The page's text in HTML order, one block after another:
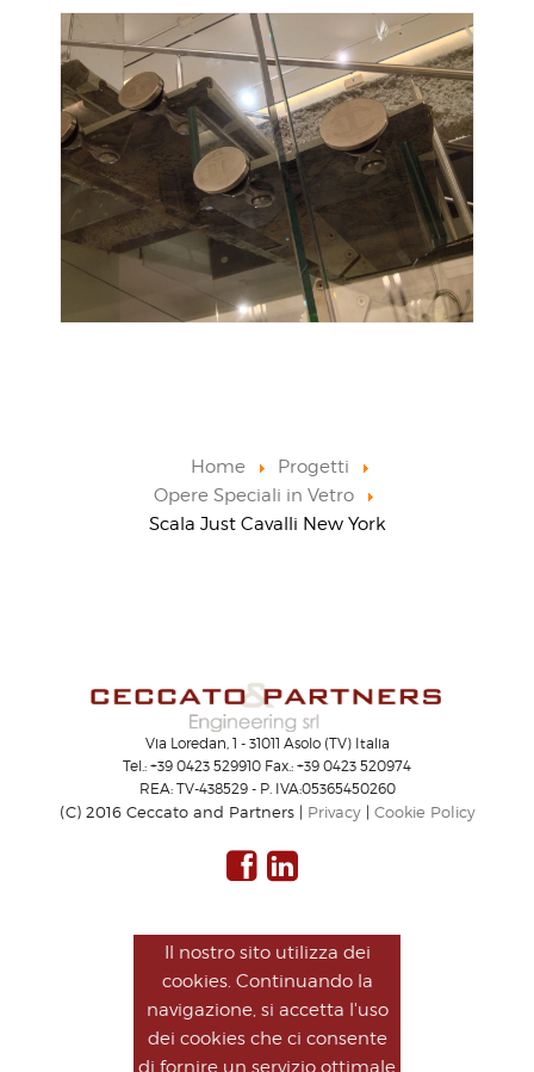
Home
Progetti
Opere Speciali in Vetro
Scala Just Cavalli New York
Via Loredan, 1 - 31011 Asolo (TV) Italia
Tel.: +39 0423 529910 Fax.: +39 0423 520974
REA: TV-438529 - P. IVA:05365450260
(C) 2016 Ceccato and Partners | Privacy| Cookie Policy
Il nostro sito utilizza dei
cookies. Continuando la
navigazione, si accetta l'uso
dei cookies che ci consente
di fornire un servizio ottimale